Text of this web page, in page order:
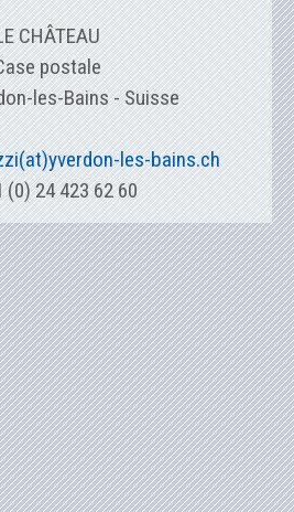
CHÂTEAU
postale
les-Bains - Suisse
les-bains.ch
(0) 24 423 62 60